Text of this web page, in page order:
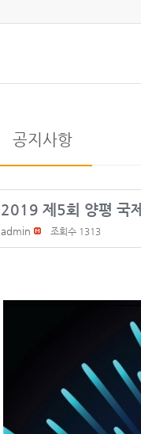
공지사항
2019 제5회 양평 국
admin 조회수 1313